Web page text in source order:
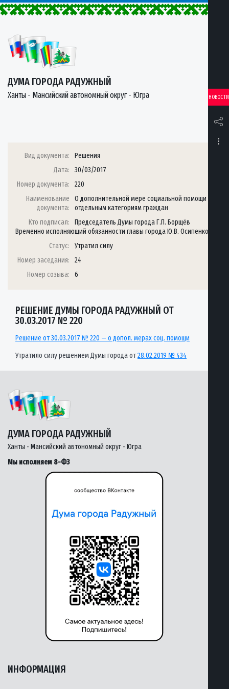
ДУМА ГОРОДА РАДУЖНЫЙ
Ханты - Мансийский автономный округ - Югра НОВОСТИ
Вид документа:
Решения
Дата:
30/03/2017
Номер документа:
220
Наименование
документа:
О дополнительной мере социальной помощи
отдельным категориям граждан
Кто подписал:
Председатель Думы города Г.П. Борщёв
Временно исполняющий обязанности главы города Ю.В. Осипенко
Статус:
Утратил силу
Номер заседания:
24
Номер созыва:
6
РЕШЕНИЕ ДУМЫ ГОРОДА РАДУЖНЫЙ ОТ
30.03.2017 № 220
Решение от 30.03.2017 № 220 — о допол. мерах соц. помощи
Утратило силу решением Думы города от28.02.2019 № 434
ДУМА ГОРОДА РАДУЖНЫЙ
Ханты - Мансийский автономный округ - Югра
Мы исполняем 8-ФЗ
ИНФОРМАЦИЯ